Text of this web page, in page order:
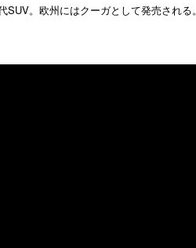
。欧州にはクーガとして発売される。